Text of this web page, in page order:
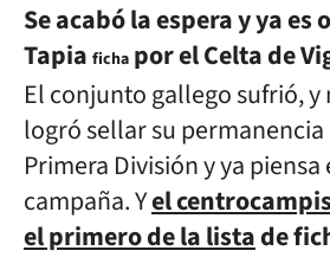
Se acabó la espera y ya
Tapia ficha por el Celta de
El conjunto gallego sufrió,
logró sellar su permanencia
Primera División y ya
campaña. Yel
el primero de la listade